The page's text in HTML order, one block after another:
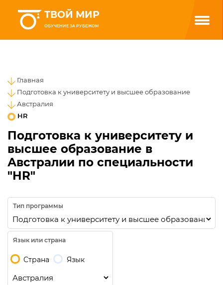
ТВОЙ МИР
ОБУЧЕНИЕ ЗА РУБЕЖОМ
Главная
Подготовка к университету и высшее образование
Австралия
HR
Подготовка к университету и
высшее образование в
Австралии по специальности
"HR"
Тип программы
Язык или страна
Страна Язык